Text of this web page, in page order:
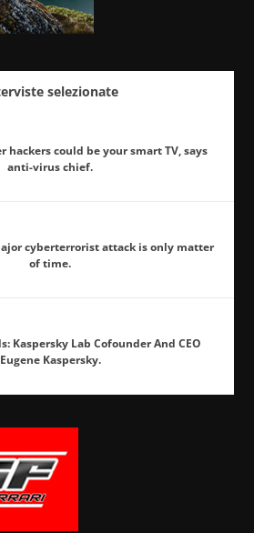
selezionate
hackers could be your smart TV, says
anti-virus chief.
cyberterrorist attack is only matter
of time.
Kaspersky Lab Cofounder And CEO
Eugene Kaspersky.